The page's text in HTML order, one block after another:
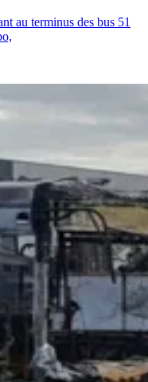
au terminus des bus 51